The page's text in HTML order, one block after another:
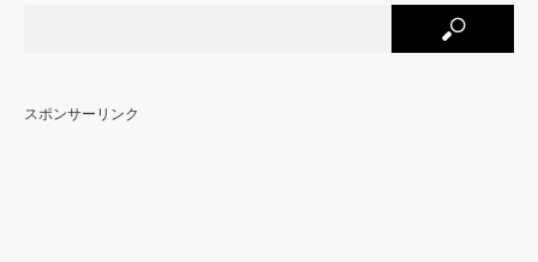
スポンサーリンク